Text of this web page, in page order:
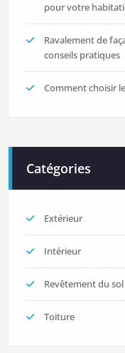
pour votre
Ravalement de
conseils pratiques
Comment choisir
Catégories
Extérieur
Intérieur
Revêtement du sol
Toiture